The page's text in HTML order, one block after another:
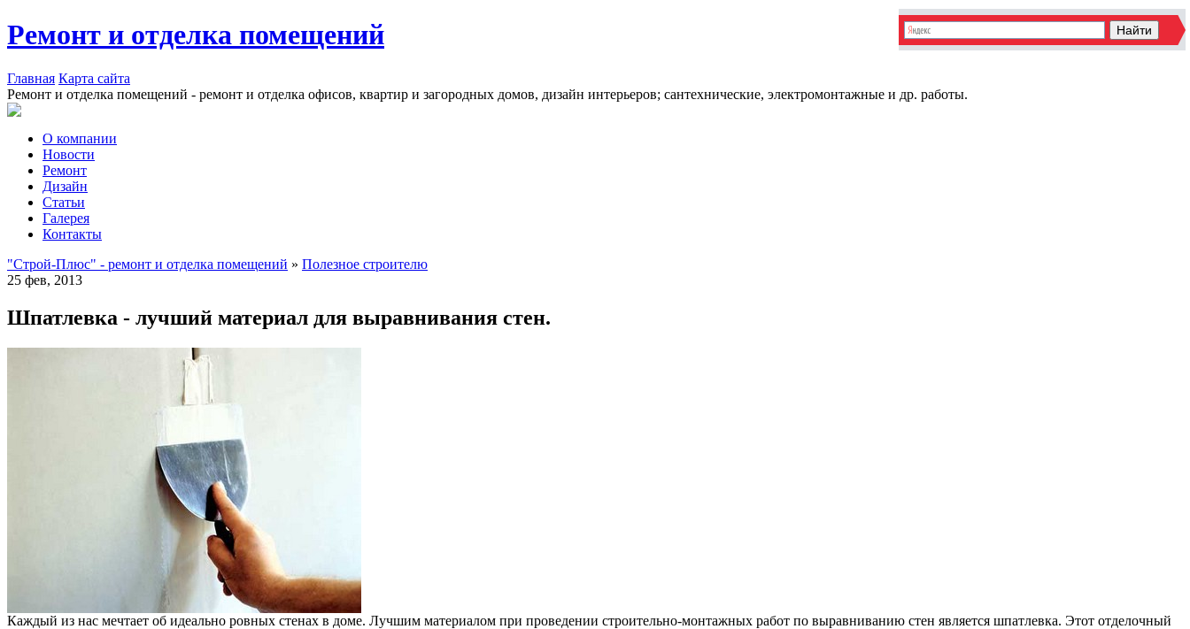
Ремонт и отделка помещений
Главная Карта сайта
Ремонт и отделка помещений - ремонт и отделка офисов, квартир и загородных домов, дизайн интерьеров; сантехнические, электромонтажные и др. работы.
О компании
Новости
Ремонт
Дизайн
Статьи
Галерея
Контакты
"Строй-Плюс" - ремонт и отделка помещений » Полезное строителю
25 фев, 2013
Шпатлевка - лучший материал для выравнивания стен.
Каждый из нас мечтает об идеально ровных стенах в доме. Лучшим материалом при проведении строительно-монтажных работ по выравниванию стен является шпатлевка. Этот отделочный